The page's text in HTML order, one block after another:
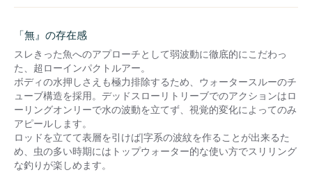
「無』の存在感
スレきった魚へのアプローチとして弱波動に徹底的にこだわっ
た、超ローインパクトルアー。
ボディの水押しさえも極力排除するため、ウォータースルーのチ
ューブ構造を採用。デッドスローリトリーブでのアクションはロ
ーリングオンリーで水の波動を立てず、視覚的変化によってのみ
アピールします。
ロッドを立てて表層を引けば|字系の波紋を作ることが出来るた
め、虫の多い時期にはトップウォーター的な使い方でスリリング
な釣りが楽しめます。